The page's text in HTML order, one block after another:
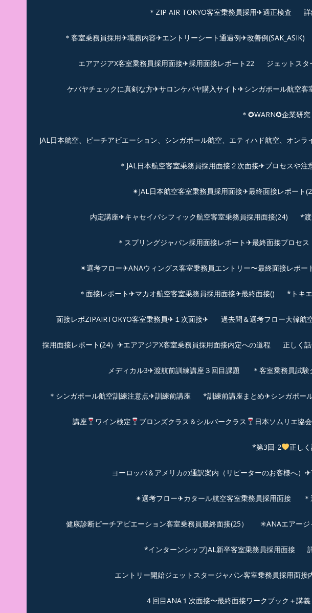
＊ZIP AIR TOKYO客室乗務員採用✈適正検査
＊客室乗務員採用✈職務内容✈エントリーシート通過例✈改善例(SAK_ASIK)
エアアジアX客室乗務員採用面接✈︎採用面接レポート22 ジェットス
ケバヤチェックに真剣な方✈サロンケバヤ購入サイト✈シンガポール航空客
＊✪WARN✪企業研究
JAL日本航空、ピーチアビエーション、シンガポール航空、エティハド航空、オン
＊JAL日本航空客室乗務員採用面接２次面接✈プロセスや注
✴︎JAL日本航空客室乗務員採用面接✈最終面接レポート
内定講座✈キャセイパシフィック航空客室乗務員採用面接(24) *渡
＊スプリングジャパン採用面接レポート✈最終面接プロセス
✴︎選考フロー✈︎ANAウィングス客室乗務員エントリー〜最終面接レポー
＊面接レポート✈マカオ航空客室乗務員採用面接✈最終面接() *トキ
面接レポZIPAIRTOKYO客室乗務員✈１次面接✈ 過去問＆選考フロー大韓航
採用面接レポート(24）✈エアアジアX客室乗務員採用面接内定への道程 正しく
メディカル3✈渡航前訓練講座３回目課題 ＊客室乗務員試
＊シンガポール航空訓練注意点✈訓練前講座 *訓練前講座まとめ✈シンガポー
講座 ワイン検定 ブロンズクラス＆シルバークラス 日本ソムリエ協
*第3回-2 正し
ヨーロッパ＆アメリカの通訳案内（リピーターのお客様へ）
✴︎選考フロー✈カタール航空客室乗務員採用面接
健康診断ピーチアビエーション客室乗務員最終面接(25） ✳︎ANAエアージ
*インターンシップJAL新卒客室乗務員採用面接
エントリー開始ジェットスタージャパン客室乗務員採用面接
４回目ANA１次面接〜最終面接ワークブック＋講